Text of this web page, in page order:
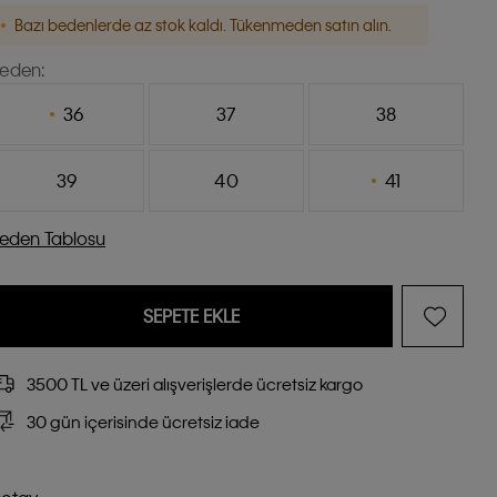
Bazı bedenlerde az stok kaldı. Tükenmeden satın alın.
36
37 38
39 40 41
Tablosu
SEPETE EKLE
3500 TL ve üzeri alışverişlerde ücretsiz kargo
30 gün içerisinde ücretsiz iade